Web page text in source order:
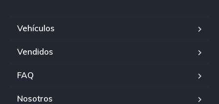
Vehículos
Vendidos
FAQ
Nosotros